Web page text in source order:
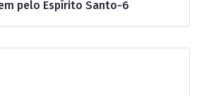
pelo Espírito Santo-6